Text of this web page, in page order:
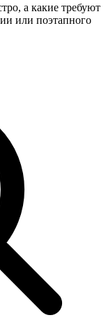
а какие требуют
или поэтапного